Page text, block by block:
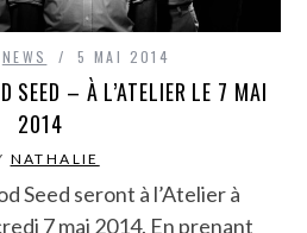
NEWS 5 MAI 2014
SEED – À L’ATELIER LE 7 MAI
2014
NATHALIE
Seed seront à l’Atelier à
7 mai 2014. En prenant